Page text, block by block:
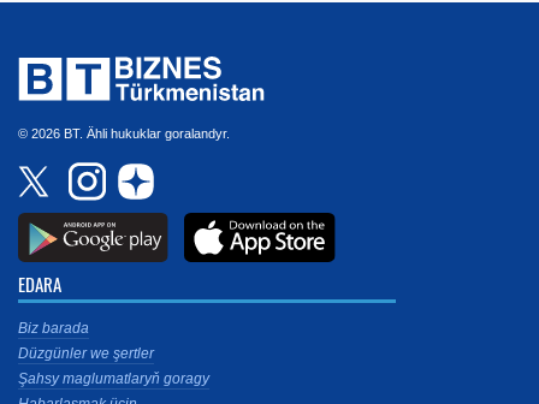
© 2026 BT. Ähli hukuklar goralandyr.
EDARA
Biz barada
Düzgünler we şertler
Şahsy maglumatlaryň goragy